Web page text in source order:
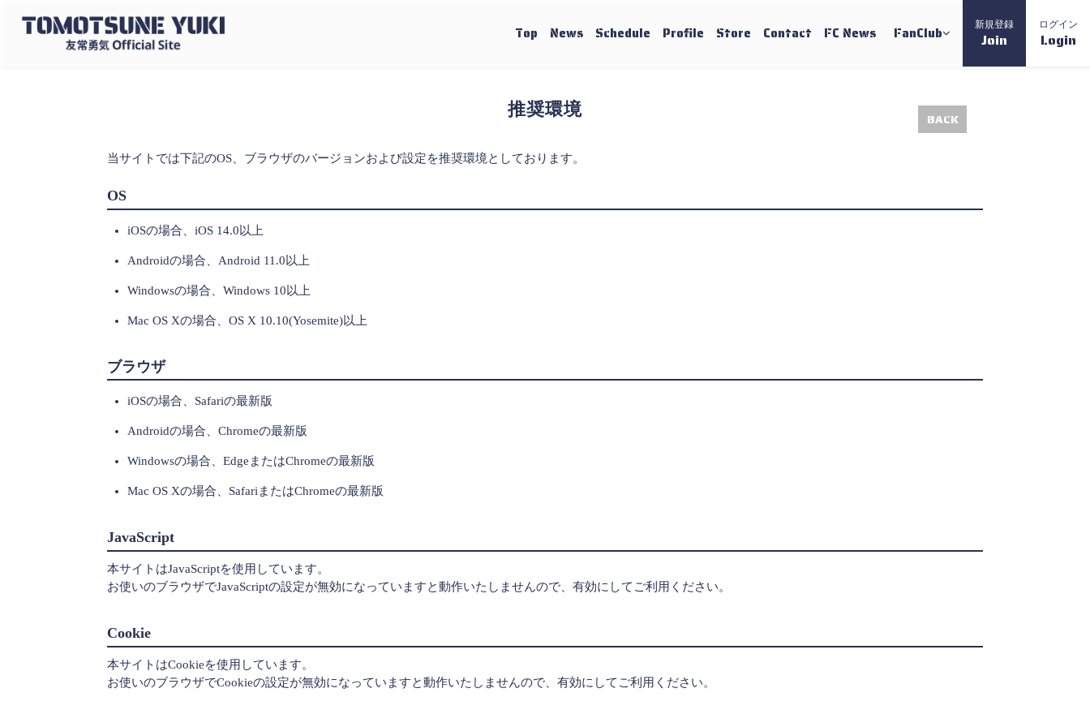
Top News Schedule Profile Store Contact FC News FanClub 新規登録
Join
ログイン
Login
推奨環境 BACK
当サイトでは下記のOS、ブラウザのバージョンおよび設定を推奨環境としております。
OS
iOSの場合、iOS 14.0以上
Androidの場合、Android 11.0以上
Windowsの場合、Windows 10以上
Mac OS Xの場合、OS X 10.10(Yosemite)以上
ブラウザ
iOSの場合、Safariの最新版
Androidの場合、Chromeの最新版
Windowsの場合、EdgeまたはChromeの最新版
Mac OS Xの場合、SafariまたはChromeの最新版
JavaScript
本サイトはJavaScriptを使用しています。
お使いのブラウザでJavaScriptの設定が無効になっていますと動作いたしませんので、有効にしてご利用ください。
Cookie
本サイトはCookieを使用しています。
お使いのブラウザでCookieの設定が無効になっていますと動作いたしませんので、有効にしてご利用ください。